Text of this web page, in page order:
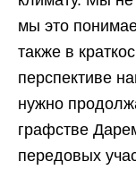
мы это
также в
перспективе
нужно
графстве
передовых